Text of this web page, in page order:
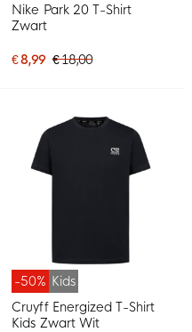
Nike Park 20 T-Shirt
Zwart
€ 8,99 € 18,00
-50% Kids
Cruyff Energized T-Shirt
Kids Zwart Wit